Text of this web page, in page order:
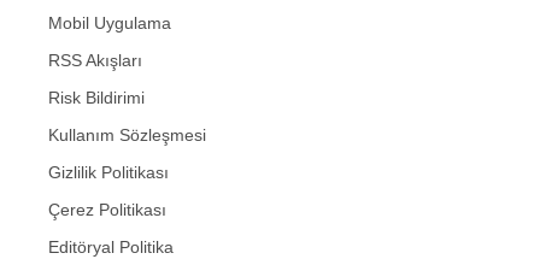
Mobil Uygulama
RSS Akışları
Risk Bildirimi
Kullanım Sözleşmesi
Gizlilik Politikası
Çerez Politikası
Editöryal Politika